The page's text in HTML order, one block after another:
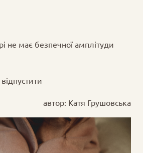
не має безпечної амплітуди
автор: Катя Грушовська